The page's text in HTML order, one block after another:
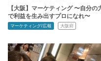
【大阪】マーケティング 〜自分の
で利益を生み出すプロになれ〜
マーケティング/広報 大阪府